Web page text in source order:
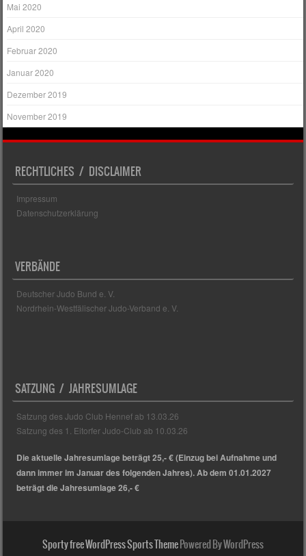
Mai 2020
April 2020
Februar 2020
Januar 2020
Dezember 2019
November 2019
RECHTLICHES / DISCLAIMER
Impressum
Datenschutzerklärung
VERBÄNDE
Deutscher Judo Bund e. V.
Nordrhein-Westfälischer Judo-Verband e. V.
SATZUNG / JAHRESUMLAGE
Satzung des Judo Club Hennef ab 13.03.26
Satzung des 1. Eitorfer Judo-Club ab 10.03.26
Die aktuelle Jahresumlage beträgt 25,- € (Einzug bei Aufnahme und
dann immer im Januar des folgenden Jahres). Ab dem 01.01.2027
beträgt die Jahresumlage 26,- €
Sporty free WordPress Sports ThemePowered By WordPress